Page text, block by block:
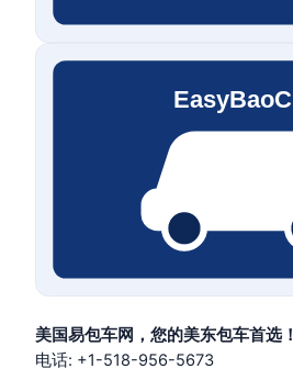
美国易包车网，您的美东包车首选！
电话: +1-518-956-5673